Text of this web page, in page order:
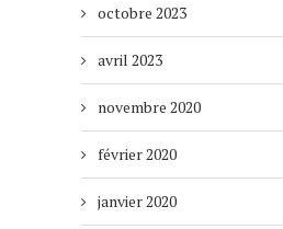
octobre 2023
avril 2023
novembre 2020
février 2020
janvier 2020